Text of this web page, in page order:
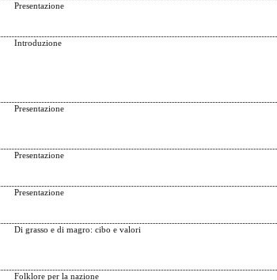
Presentazione
Introduzione
Presentazione
Presentazione
Presentazione
Di grasso e di magro: cibo e valori
Folklore per la nazione